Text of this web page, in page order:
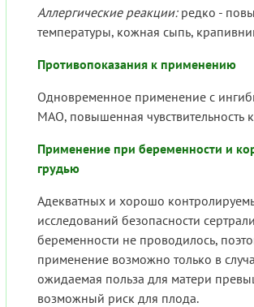
Аллергические реакции: редко -
температуры, кожная сыпь,
Противопоказания к применению
Одновременное применение с
МАО, повышенная чувствительность
Применение при беременности и
грудью
Адекватных и хорошо
исследований безопасности
беременности не проводилось,
применение возможно только в
ожидаемая польза для матери
возможный риск для плода.